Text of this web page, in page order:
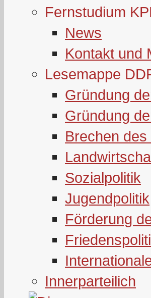
Fernstudium
News
Kontakt und
Lesemappe
Gründung
Gründung
Brechen
Sozialpolitik
Jugendpolitik
Förderung
Innerparteilich